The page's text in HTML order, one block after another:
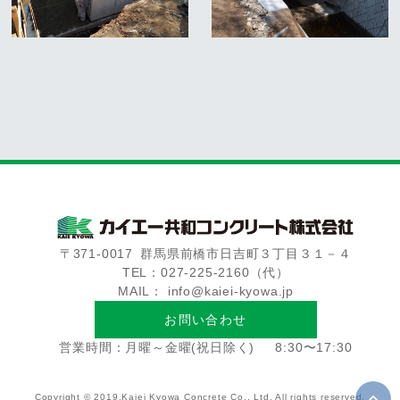
〒371-0017
群馬県前橋市日吉町３丁目３１－４
TEL：027-225-2160（代）
MAIL： info@kaiei-kyowa.jp
お問い合わせ
営業時間：月曜～金曜(祝日除く)
8:30〜17:30
Copyright © 2019.Kaiei Kyowa Concrete Co., Ltd. All rights reserved.